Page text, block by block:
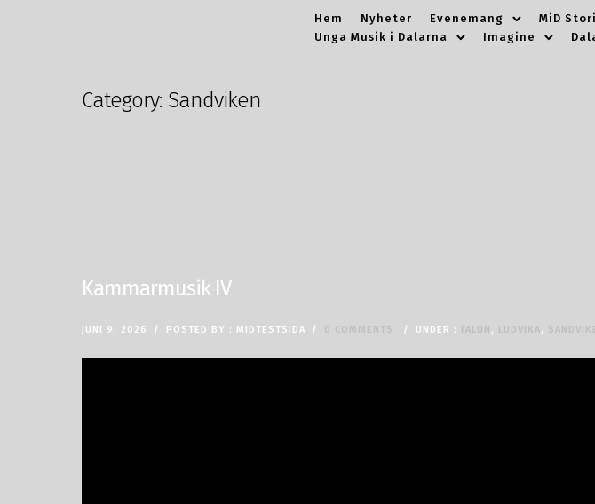
Hem Nyheter Evenemang MiD
Unga Musik i Dalarna
Imagine
Category: Sandviken
Kammarmusik IV
JUNI 9, 2026 / POSTED BY : MIDTESTSIDA / 0 COMMENTS / UNDER : FALUN , LUDVIKA,